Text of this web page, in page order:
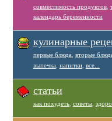
совместимость продуктов,
календарь беременности
кулинарные
первые блюда вторые
выпечка напитки, все...
статьи
как похудеть, советы,